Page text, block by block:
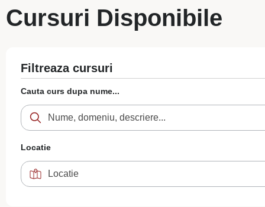
Cursuri Disponibile
Filtreaza cursuri
Cauta curs dupa nume...
Locatie